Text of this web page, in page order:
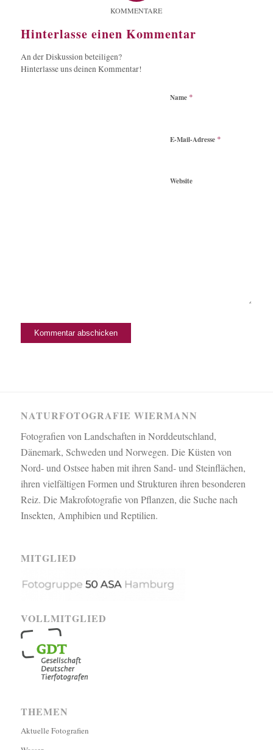
KOMMENTARE
Hinterlasse einen Kommentar
An der Diskussion beteiligen?
Hinterlasse uns deinen Kommentar!
Name *
E-Mail-Adresse *
Website
NATURFOTOGRAFIE WIERMANN
Fotografien von Landschaften in Norddeutschland,
Dänemark, Schweden und Norwegen. Die Küsten von
Nord- und Ostsee haben mit ihren Sand- und Steinflächen,
ihren vielfältigen Formen und Strukturen ihren besonderen
Reiz. Die Makrofotografie von Pflanzen, die Suche nach
Insekten, Amphibien und Reptilien.
MITGLIED
VOLLMITGLIED
THEMEN
Aktuelle Fotografien